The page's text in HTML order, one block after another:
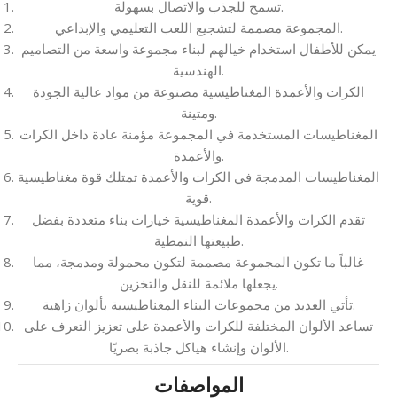
تسمح للجذب والاتصال بسهولة.
المجموعة مصممة لتشجيع اللعب التعليمي والإبداعي.
يمكن للأطفال استخدام خيالهم لبناء مجموعة واسعة من التصاميم
الهندسية.
الكرات والأعمدة المغناطيسية مصنوعة من مواد عالية الجودة
ومتينة.
المغناطيسات المستخدمة في المجموعة مؤمنة عادة داخل الكرات
والأعمدة.
المغناطيسات المدمجة في الكرات والأعمدة تمتلك قوة مغناطيسية
قوية.
تقدم الكرات والأعمدة المغناطيسية خيارات بناء متعددة بفضل
طبيعتها النمطية.
غالباً ما تكون المجموعة مصممة لتكون محمولة ومدمجة، مما
يجعلها ملائمة للنقل والتخزين.
تأتي العديد من مجموعات البناء المغناطيسية بألوان زاهية.
تساعد الألوان المختلفة للكرات والأعمدة على تعزيز التعرف على
الألوان وإنشاء هياكل جاذبة بصريًا.
المواصفات